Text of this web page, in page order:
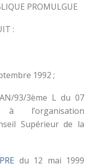
PROMULGUE
:
1992 ;
93/3ème L du 07
l’organisation
Supérieur de la
du 12 mai 1999